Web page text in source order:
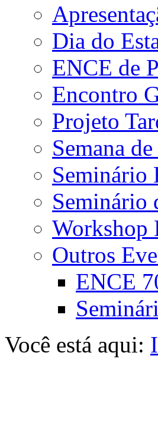
Dia do
ENCE de
Encontro
Projeto
Semana
Seminário
Seminário
Workshop
Outros
ENCE
Você está aqui: